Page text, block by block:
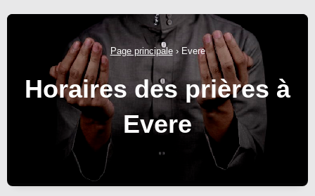
Page principale› Evere
Horaires des prières à
Evere